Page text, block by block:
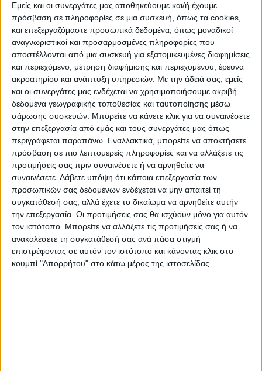
Εμείς και οι συνεργάτες μας αποθηκεύουμε και/ή έχουμε
πρόσβαση σε πληροφορίες σε μια συσκευή, όπως τα cookies,
και επεξεργαζόμαστε προσωπικά δεδομένα, όπως μοναδικοί
αναγνωριστικοί και προσαρμοσμένες πληροφορίες που
αποστέλλονται από μια συσκευή για εξατομικευμένες διαφημίσεις
και περιεχόμενο, μέτρηση διαφήμισης και περιεχομένου, έρευνα
ακροατηρίου και ανάπτυξη υπηρεσιών. Με την άδειά σας, εμείς
και οι συνεργάτες μας ενδέχεται να χρησιμοποιήσουμε ακριβή
δεδομένα γεωγραφικής τοποθεσίας και ταυτοποίησης μέσω
σάρωσης συσκευών. Μπορείτε να κάνετε κλικ για να συναινέσετε
στην επεξεργασία από εμάς και τους συνεργάτες μας όπως
περιγράφεται παραπάνω. Εναλλακτικά, μπορείτε να αποκτήσετε
πρόσβαση σε πιο λεπτομερείς πληροφορίες και να αλλάξετε τις
προτιμήσεις σας πριν συναινέσετε ή να αρνηθείτε να
συναινέσετε. Λάβετε υπόψη ότι κάποια επεξεργασία των
προσωπικών σας δεδομένων ενδέχεται να μην απαιτεί τη
συγκατάθεσή σας, αλλά έχετε το δικαίωμα να αρνηθείτε αυτήν
την επεξεργασία. Οι προτιμήσεις σας θα ισχύουν μόνο για αυτόν
τον ιστότοπο. Μπορείτε να αλλάξετε τις προτιμήσεις σας ή να
ανακαλέσετε τη συγκατάθεσή σας ανά πάσα στιγμή
επιστρέφοντας σε αυτόν τον ιστότοπο και κάνοντας κλικ στο
κουμπί "Απορρήτου" στο κάτω μέρος της ιστοσελίδας.
όλους και πόσες φορές!! Μα τι μπάλα
έπαιξες θηρίο μου, τον καλύτερο σου αγώνα
έδωσες τις τελευταίες μέρες.
Αναμφισβήτητα ήταν το ματς της ζωής σου.
«Συμβαίνει όμως..» όπως έλεγες κι εσύ
«..ένα γκολ μπορεί να φέρει τούμπα τον
αγώνα». Ήσουν γίγαντας μέχρι το 92’…αλλά
κι οι γίγαντες πρέπει κάποια στιγμή να
ξεκουράζονται. Πέτα ψηλά τώρα Φάντομ
μου, ελεύθερος όπως μόνο εσύ ήξερες να
κάνεις».
Τελευταίες Ειδήσεις Σήμερα
Ακολούθησε την εφημερίδα ΝΕΟΣ
ΑΓΩΝ στο Google News!